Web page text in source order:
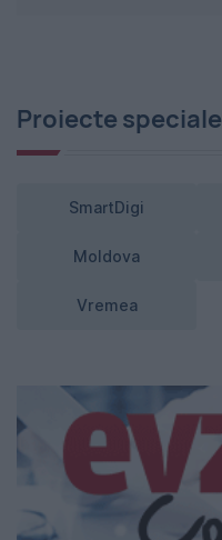
Proiecte speciale
SmartDigi
Moldova
Vremea